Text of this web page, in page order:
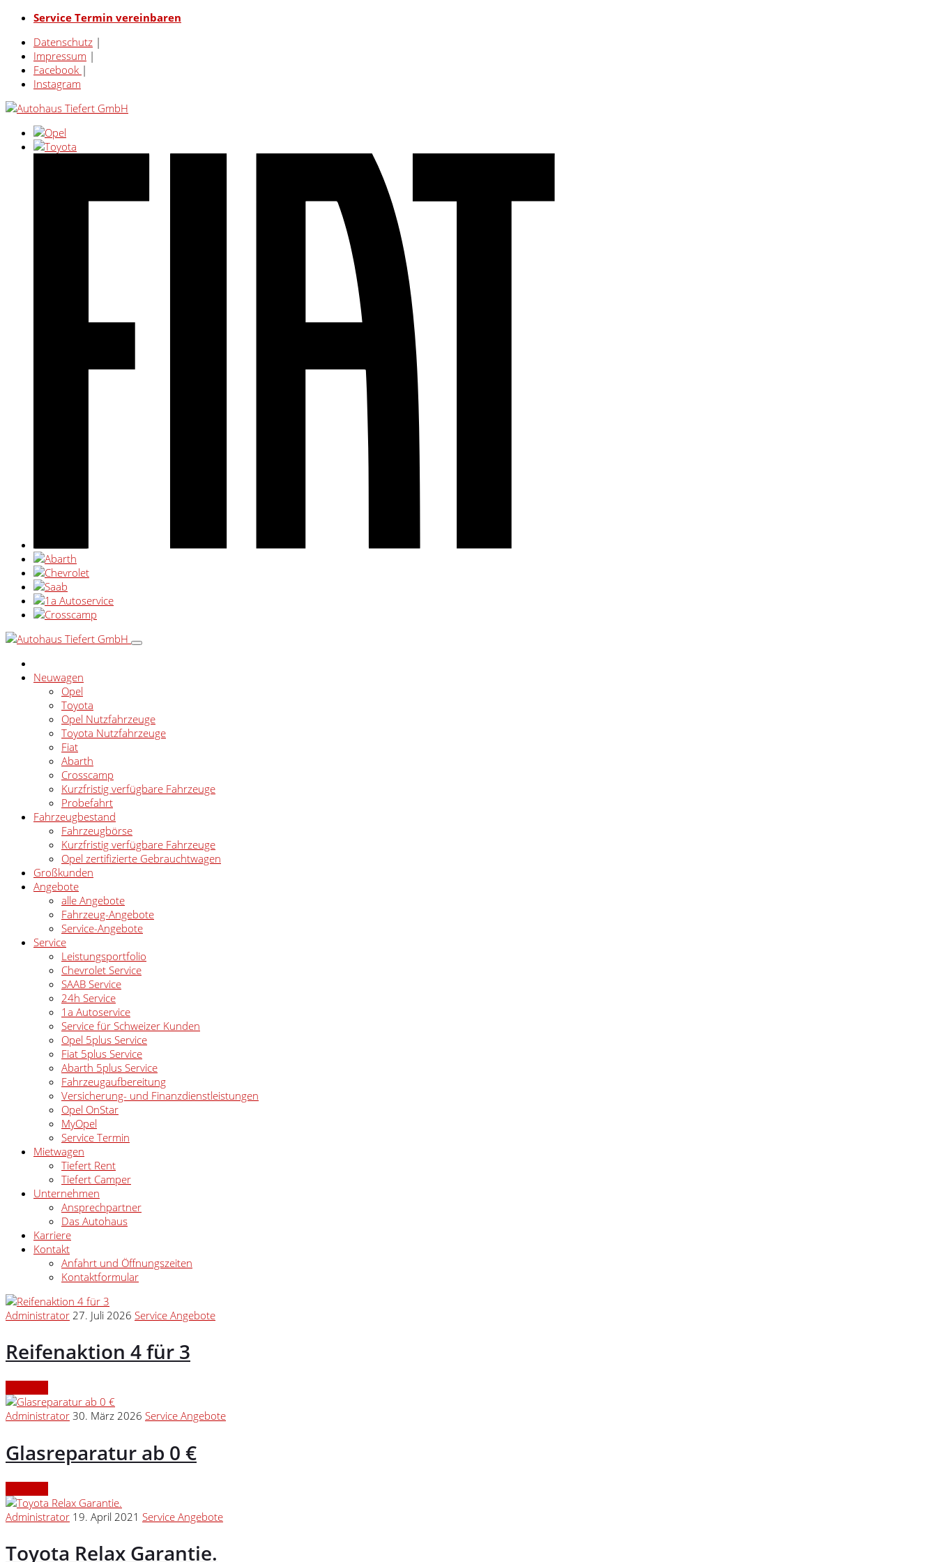
Service Termin vereinbaren
Datenschutz |
Impressum |
Facebook |
Instagram
Neuwagen
Opel
Toyota
Opel Nutzfahrzeuge
Toyota Nutzfahrzeuge
Fiat
Abarth
Crosscamp
Kurzfristig verfügbare Fahrzeuge
Probefahrt
Fahrzeugbestand
Fahrzeugbörse
Kurzfristig verfügbare Fahrzeuge
Opel zertifizierte Gebrauchtwagen
Großkunden
Angebote
alle Angebote
Fahrzeug-Angebote
Service-Angebote
Service
Leistungsportfolio
Chevrolet Service
SAAB Service
24h Service
1a Autoservice
Service für Schweizer Kunden
Opel 5plus Service
Fiat 5plus Service
Abarth 5plus Service
Fahrzeugaufbereitung
Versicherung- und Finanzdienstleistungen
Opel OnStar
MyOpel
Service Termin
Mietwagen
Tiefert Rent
Tiefert Camper
Unternehmen
Ansprechpartner
Das Autohaus
Karriere
Kontakt
Anfahrt und Öffnungszeiten
Kontaktformular
Administrator 27. Juli 2026 Service Angebote
Reifenaktion 4 für 3
Administrator 30. März 2026 Service Angebote
Glasreparatur ab 0 €
Administrator 19. April 2021 Service Angebote
Toyota Relax Garantie.